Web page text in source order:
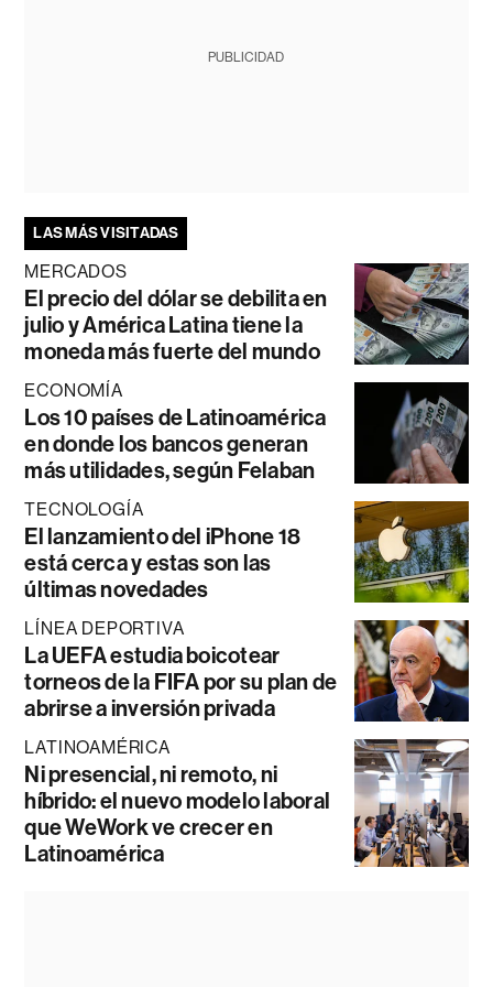
PUBLICIDAD
LAS MÁS VISITADAS
MERCADOS
El precio del dólar se debilita en
julio y América Latina tiene la
moneda más fuerte del mundo
ECONOMÍA
Los 10 países de Latinoamérica
en donde los bancos generan
más utilidades, según Felaban
TECNOLOGÍA
El lanzamiento del iPhone 18
está cerca y estas son las
últimas novedades
LÍNEA DEPORTIVA
La UEFA estudia boicotear
torneos de la FIFA por su plan de
abrirse a inversión privada
LATINOAMÉRICA
Ni presencial, ni remoto, ni
híbrido: el nuevo modelo laboral
que WeWork ve crecer en
Latinoamérica